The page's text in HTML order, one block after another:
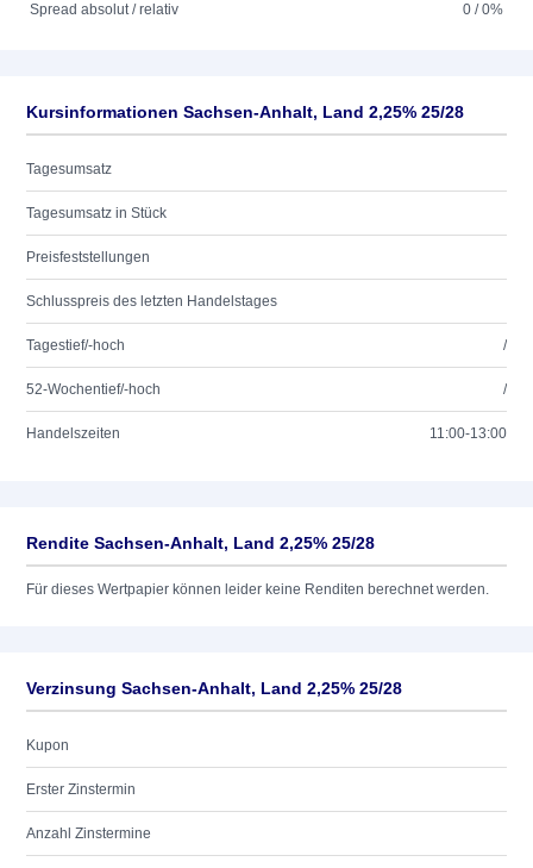
Spread absolut / relativ
0 / 0%
Kursinformationen Sachsen-Anhalt, Land 2,25% 25/28
Tagesumsatz
Tagesumsatz in Stück
Preisfeststellungen
Schlusspreis des letzten Handelstages
Tagestief/-hoch /
52-Wochentief/-hoch /
Handelszeiten 11:00-13:00
Rendite Sachsen-Anhalt, Land 2,25% 25/28
Für dieses Wertpapier können leider keine Renditen berechnet werden.
Verzinsung Sachsen-Anhalt, Land 2,25% 25/28
Kupon
Erster Zinstermin
Anzahl Zinstermine